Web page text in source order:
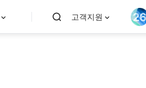
고객지원